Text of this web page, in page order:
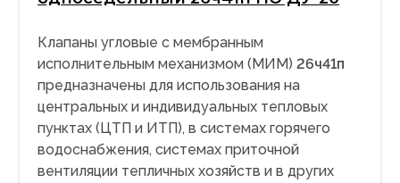
Клапаны угловые с мембранным
исполнительным механизмом (МИМ) 26ч41п
предназначены для использования на
центральных и индивидуальных тепловых
пунктах (ЦТП и ИТП), в системах горячего
водоснабжения, системах приточной
вентиляции тепличных хозяйств и в других